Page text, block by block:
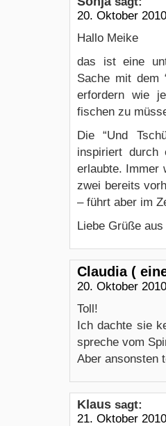
20. Oktober
Hallo Meike
das ist eine
Sache mit dem
erfordern wie
fischen zu
Die “Und
inspiriert durch
erlaubte. Immer
zwei bereits
– führt aber im
Liebe Grüße
Claudia (
20. Oktober
Toll!
Ich dachte sie
spreche vom
Aber ansonsten
Klaus sagt:
21. Oktober